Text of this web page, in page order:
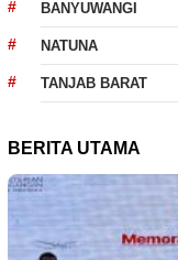
BANYUWANGI
NATUNA
TANJAB BARAT
BERITA UTAMA